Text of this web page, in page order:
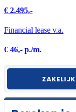
€ 2.495,-
Financial lease v.a.
€ 46,- p./m.